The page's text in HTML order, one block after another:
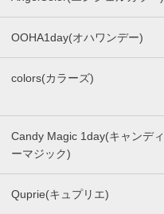
OOHA1day(オハワンデー)
colors(カラーズ)
Candy Magic 1day(キャンディ
ーマジック)
Quprie(キュプリエ)